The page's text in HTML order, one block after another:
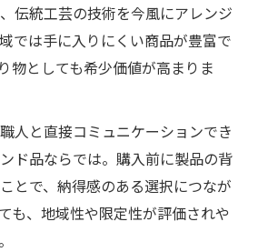
伝統工芸の技術を今風にアレンジ
では手に入りにくい商品が豊富で
物としても希少価値が高まりま
人と直接コミュニケーションでき
ド品ならでは。購入前に製品の背
とで、納得感のある選択につなが
も、地域性や限定性が評価されや